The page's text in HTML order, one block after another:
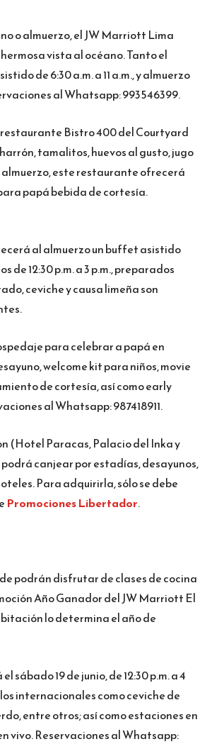
o almuerzo, el JW Marriott Lima
vista al océano. Tanto el
de 6:30 a.m. a 11 a.m., y almuerzo
al Whatsapp: 993546399.
restaurante Bistro 400 del Courtyard
tamalitos, huevos al gusto, jugo
almuerzo, este restaurante ofrecerá
papá bebida de cortesía.
al almuerzo un buffet asistido
12:30 p.m. a 3 p.m., preparados
ceviche y causa limeña son
para celebrar a papá en
welcome kit para niños, movie
de cortesía, así como early
al Whatsapp: 987418911.
(Hotel Paracas, Palacio del Inka y
canjear por estadías, desayunos,
Para adquirirla, sólo se debe
Promociones Libertador.
podrán disfrutar de clases de cocina
Año Ganador del JW Marriott El
lo determina el año de
19 de junio, de 12:30 p.m. a 4
internacionales como ceviche de
entre otros; así como estaciones en
vivo. Reservaciones al Whatsapp: